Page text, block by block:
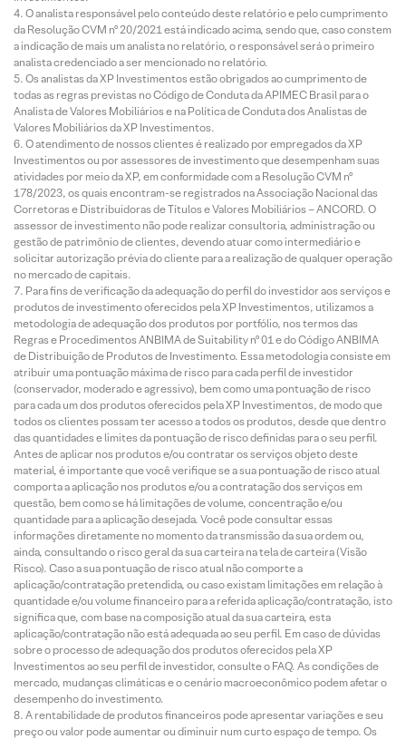
O analista responsável pelo conteúdo deste relatório e pelo cumprimento
da Resolução CVM nº 20/2021 está indicado acima, sendo que, caso constem
a indicação de mais um analista no relatório, o responsável será o primeiro
analista credenciado a ser mencionado no relatório.
Os analistas da XP Investimentos estão obrigados ao cumprimento de
todas as regras previstas no Código de Conduta da APIMEC Brasil para o
Analista de Valores Mobiliários e na Política de Conduta dos Analistas de
Valores Mobiliários da XP Investimentos.
O atendimento de nossos clientes é realizado por empregados da XP
Investimentos ou por assessores de investimento que desempenham suas
atividades por meio da XP, em conformidade com a Resolução CVM nº
178/2023, os quais encontram-se registrados na Associação Nacional das
Corretoras e Distribuidoras de Títulos e Valores Mobiliários – ANCORD. O
assessor de investimento não pode realizar consultoria, administração ou
gestão de patrimônio de clientes, devendo atuar como intermediário e
solicitar autorização prévia do cliente para a realização de qualquer operação
no mercado de capitais.
Para fins de verificação da adequação do perfil do investidor aos serviços e
produtos de investimento oferecidos pela XP Investimentos, utilizamos a
metodologia de adequação dos produtos por portfólio, nos termos das
Regras e Procedimentos ANBIMA de Suitability nº 01 e do Código ANBIMA
de Distribuição de Produtos de Investimento. Essa metodologia consiste em
atribuir uma pontuação máxima de risco para cada perfil de investidor
(conservador, moderado e agressivo), bem como uma pontuação de risco
para cada um dos produtos oferecidos pela XP Investimentos, de modo que
todos os clientes possam ter acesso a todos os produtos, desde que dentro
das quantidades e limites da pontuação de risco definidas para o seu perfil.
Antes de aplicar nos produtos e/ou contratar os serviços objeto deste
material, é importante que você verifique se a sua pontuação de risco atual
comporta a aplicação nos produtos e/ou a contratação dos serviços em
questão, bem como se há limitações de volume, concentração e/ou
quantidade para a aplicação desejada. Você pode consultar essas
informações diretamente no momento da transmissão da sua ordem ou,
ainda, consultando o risco geral da sua carteira na tela de carteira (Visão
Risco). Caso a sua pontuação de risco atual não comporte a
aplicação/contratação pretendida, ou caso existam limitações em relação à
quantidade e/ou volume financeiro para a referida aplicação/contratação, isto
significa que, com base na composição atual da sua carteira, esta
aplicação/contratação não está adequada ao seu perfil. Em caso de dúvidas
sobre o processo de adequação dos produtos oferecidos pela XP
Investimentos ao seu perfil de investidor, consulte o FAQ. As condições de
mercado, mudanças climáticas e o cenário macroeconômico podem afetar o
desempenho do investimento.
A rentabilidade de produtos financeiros pode apresentar variações e seu
preço ou valor pode aumentar ou diminuir num curto espaço de tempo. Os